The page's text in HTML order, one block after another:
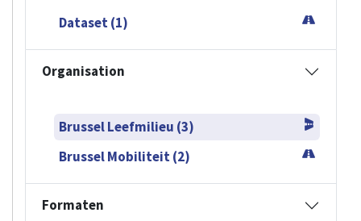
Dataset (1)
Organisation
Brussel Leefmilieu (3)
Brussel Mobiliteit (2)
Formaten